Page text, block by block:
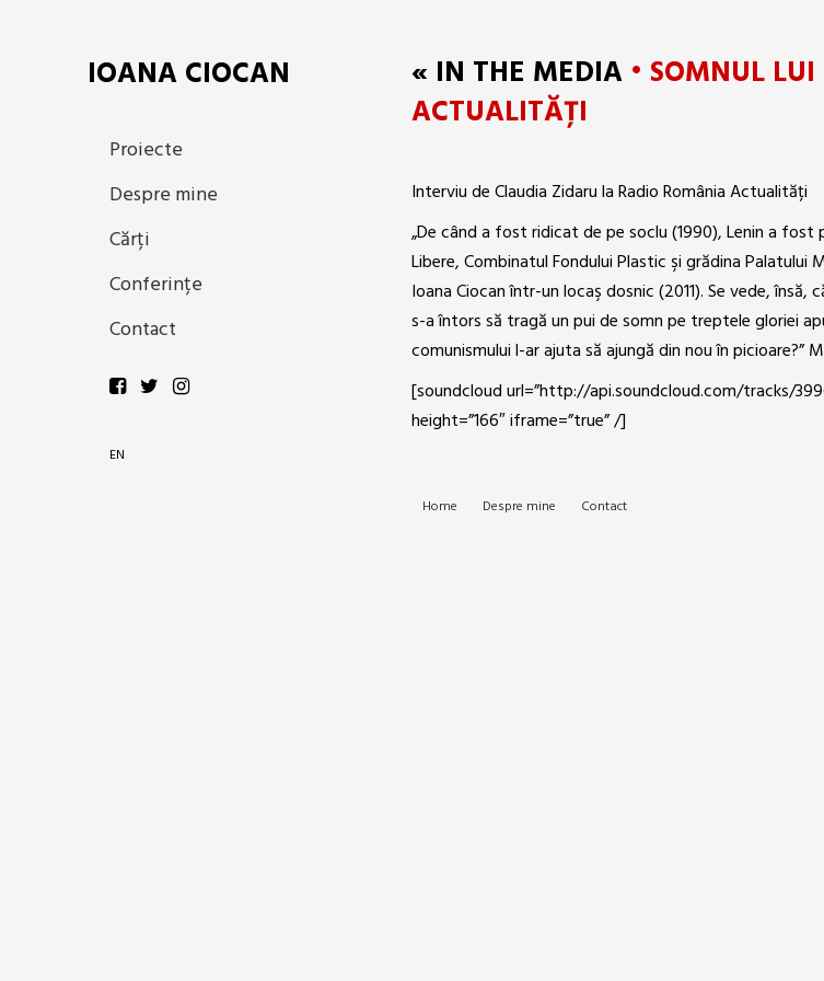
IOANA CIOCAN
Proiecte
Despre mine
Cărți
Conferințe
Contact
EN
« IN THE MEDIA • SOMNUL
ACTUALITĂȚI
Interviu de Claudia Zidaru la Radio România Actualități
„De când a fost ridicat de pe soclu (1990), Lenin a
Libere, Combinatul Fondului Plastic şi grădina
Ioana Ciocan într-un locaş dosnic (2011). Se vede,
s-a întors să tragă un pui de somn pe treptele gloriei
comunismului l-ar ajuta să ajungă din nou în picioare?”
[soundcloud url=”http://api.soundcloud.com/tracks/
height=”166″ iframe=”true” /]
Home Despre mine Contact